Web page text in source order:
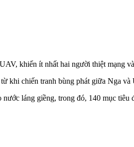
khiến ít nhất hai người thiệt mạng
khi chiến tranh bùng phát giữa Nga và
láng giềng, trong đó, 140 mục